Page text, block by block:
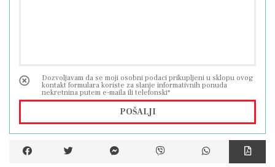
Dozvoljavam da se moji osobni podaci prikupljeni u sklopu ovog
kontakt formulara koriste za slanje informativnih ponuda
nekretnina putem e-maila ili telefonski*
POŠALJI